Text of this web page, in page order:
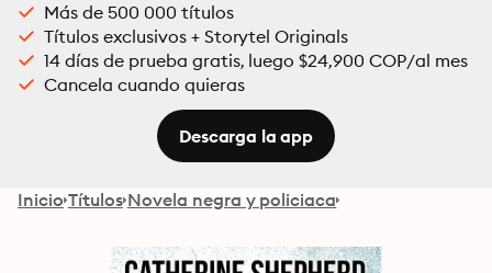
Más de 500 000 títulos
Títulos exclusivos + Storytel Originals
14 días de prueba gratis, luego $24,900 COP/al mes
Cancela cuando quieras
Descarga la app
Inicio Títulos Novela negra y policiaca